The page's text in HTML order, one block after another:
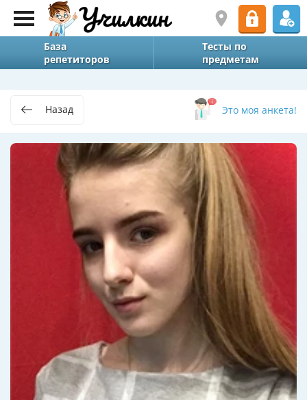
База
репетиторов
Тесты по
предметам
Назад Это моя анкета!